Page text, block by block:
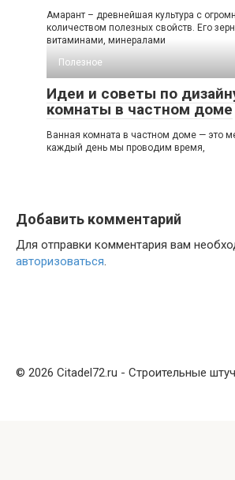
Амарант – древнейшая культура с
количеством полезных свойств. Его
витаминами, минералами
Полезное
Идеи и советы по
комнаты в частном доме
Ванная комната в частном доме — это
каждый день мы проводим время,
Добавить комментарий
Для отправки комментария вам
авторизоваться.
© 2026 Citadel72.ru - Строительные